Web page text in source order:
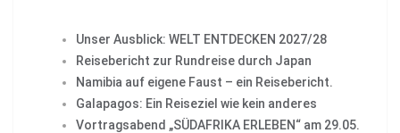
Unser Ausblick: WELT ENTDECKEN 2027/28
Reisebericht zur Rundreise durch Japan
Namibia auf eigene Faust – ein Reisebericht.
Galapagos: Ein Reiseziel wie kein anderes
Vortragsabend „SÜDAFRIKA ERLEBEN“ am 29.05.